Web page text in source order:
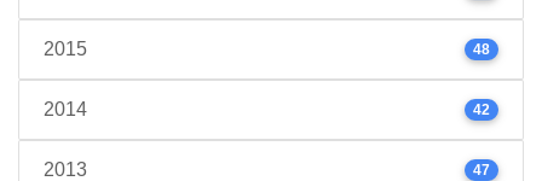
2015 48
2014 42
2013 47